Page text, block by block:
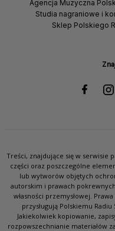
Agencja Muzyczna
Studia nagraniowe i
Sklep Polskiego
Treści, znajdujące się w serwisie
części oraz poszczególne
lub wytworów objętych
autorskim i prawach
własności przemysłowej.
przysługują Polskiemu
Jakiekolwiek kopiowanie,
rozpowszechnianie materiałów